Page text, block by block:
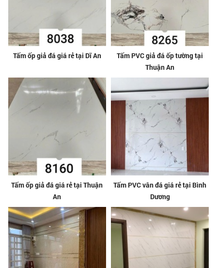
Tấm ốp giả đá giá rẻ tại Dĩ An
Tấm PVC giả đá ốp tường tại
Thuận An
Tấm ốp giả đá giá rẻ tại Thuận
An
Tấm PVC vân đá giá rẻ tại Bình
Dương